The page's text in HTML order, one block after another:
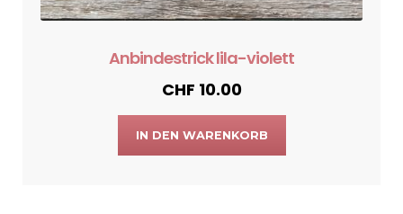
Anbindestrick lila-violett
CHF 10.00
IN DEN WARENKORB